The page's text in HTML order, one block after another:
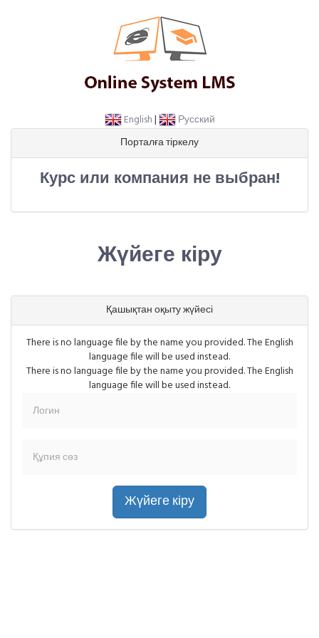
English|
Русский
Порталға тіркелу
Курс или компания не выбран!
Жүйеге кіру
Қашықтан оқыту жүйесі
There is no language file by the name you provided. The English
language file will be used instead.
There is no language file by the name you provided. The English
language file will be used instead.
Жүйеге кіру